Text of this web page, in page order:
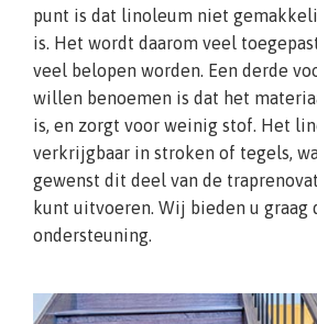
punt is dat linoleum niet
is. Het wordt daarom veel
veel belopen worden. Een derde
willen benoemen is dat het
is, en zorgt voor weinig stof. Het
verkrijgbaar in stroken of tegels,
gewenst dit deel van de
kunt uitvoeren. Wij bieden u graag
ondersteuning.